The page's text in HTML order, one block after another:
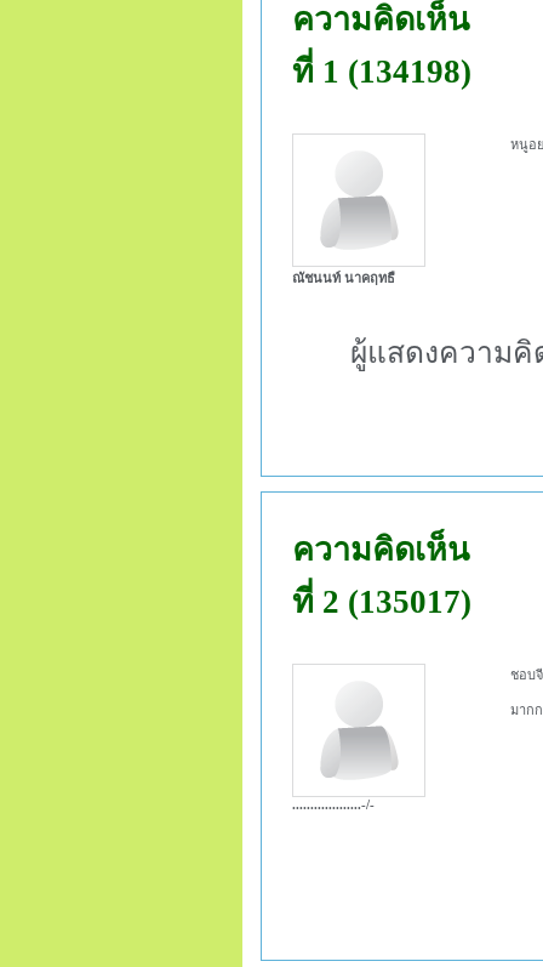
ความคิดเห็น
ที่ 1 (134198)
ณัชนนท์ นาคฤทธื
หนูอ
ผู้แสดงความคิ
ความคิดเห็น
ที่ 2 (135017)
...................-/-
ชอบ
มาก